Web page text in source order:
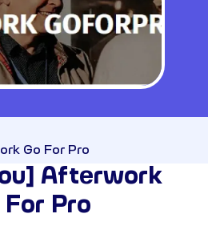
Go For Pro
Afterwork
For Pro